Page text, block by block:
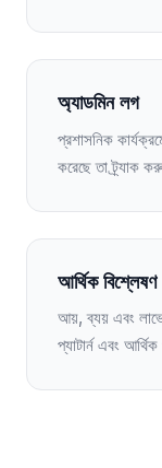
অ্যাডমিন লগ
প্রশাসনিক
করেছে তা ট্র্যাক
আর্থিক বিশ্লেষণ
আয়, ব্যয় এবং
প্যাটার্ন এবং